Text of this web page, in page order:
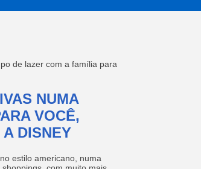
de lazer com a família para
NUMA
VOCÊ,
DISNEY
estilo americano, numa